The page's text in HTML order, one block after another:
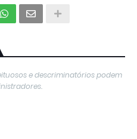
e descriminatórios podem